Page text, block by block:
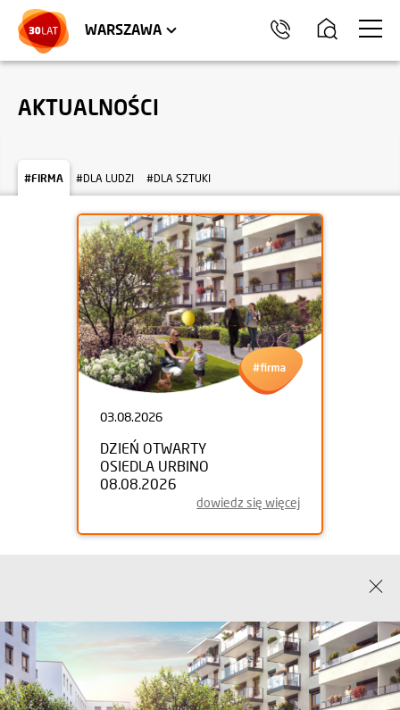
WARSZAWA
HEL
AKTUALNOŚCI
#FIRMA #DLA LUDZI #DLA SZTUKI
03.08.2026
DZIEŃ OTWARTY
OSIEDLA URBINO
08.08.2026
dowiedz się więcej